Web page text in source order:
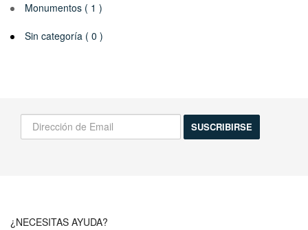
Monumentos ( 1 )
Sin categoría ( 0 )
¿NECESITAS AYUDA?